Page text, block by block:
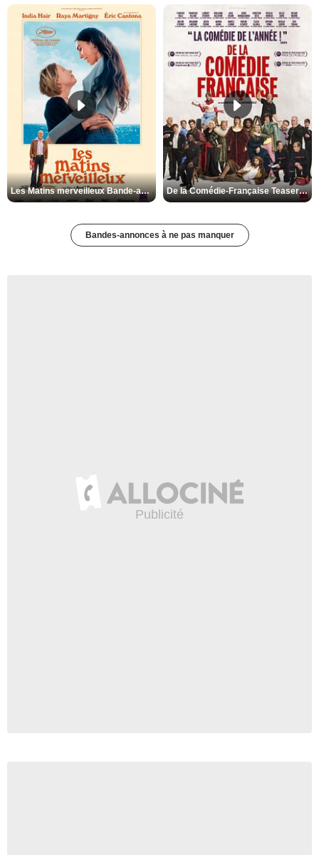
Les Matins merveilleux Bande-annonce VF De la Comédie-Française Teaser VF
Bandes-annonces à ne pas manquer